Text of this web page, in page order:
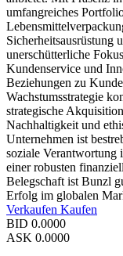
umfangreiches
Sicherheitsausrüstung
unerschütterliche
Kundenservice und
Beziehungen zu
Wachstumsstrategie
strategische
Nachhaltigkeit und
Unternehmen ist
soziale Verantwortung
einer robusten
Belegschaft ist Bunzl
Erfolg im globalen
Verkaufen Kaufen
BID 0.0000
ASK 0.0000